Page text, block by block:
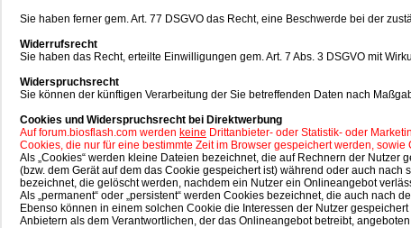
Sie haben ferner gem. Art. 77 DSGVO das Recht, eine Beschwerde bei der
Widerrufsrecht
Sie haben das Recht, erteilte Einwilligungen gem. Art. 7 Abs. 3 DSGVO mit
Widerspruchsrecht
Sie können der künftigen Verarbeitung der Sie betreffenden Daten nach
Cookies und Widerspruchsrecht bei Direktwerbung
Auf forum.biosflash.com werden keine Drittanbieter- oder Statistik- oder
Cookies, die nur für eine bestimmte Zeit im Browser gespeichert werden,
Als „Cookies“ werden kleine Dateien bezeichnet, die auf Rechnern der
(bzw. dem Gerät auf dem das Cookie gespeichert ist) während oder auch
bezeichnet, die gelöscht werden, nachdem ein Nutzer ein Onlineangebot
Als „permanent“ oder „persistent“ werden Cookies bezeichnet, die auch
Ebenso können in einem solchen Cookie die Interessen der Nutzer
Anbietern als dem Verantwortlichen, der das Onlineangebot betreibt,